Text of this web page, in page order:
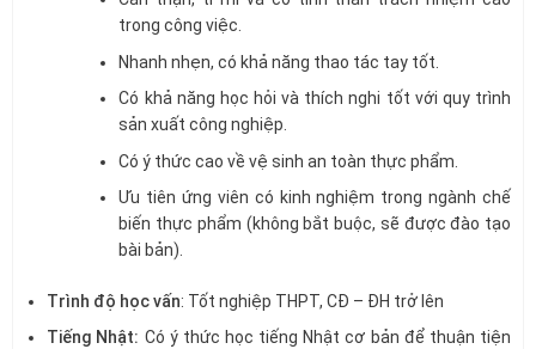
trong công việc.
Nhanh nhẹn, có khả năng thao tác tay tốt.
Có khả năng học hỏi và thích nghi tốt với quy trình
sản xuất công nghiệp.
Có ý thức cao về vệ sinh an toàn thực phẩm.
Ưu tiên ứng viên có kinh nghiệm trong ngành chế
biến thực phẩm (không bắt buộc, sẽ được đào tạo
bài bản).
Trình độ học vấn: Tốt nghiệp THPT, CĐ – ĐH trở lên
Tiếng Nhật: Có ý thức học tiếng Nhật cơ bản để thuận tiện